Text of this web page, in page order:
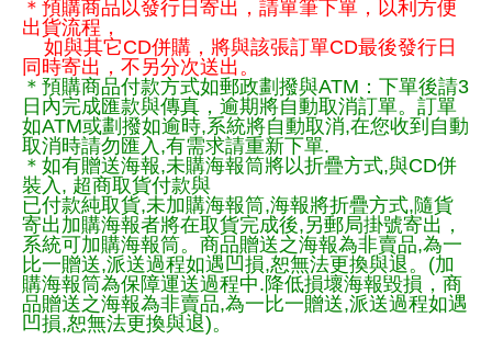
＊預購商品以發行日寄出，請單筆下單，以利方便
出貨流程，
如與其它CD併購，將與該張訂單CD最後發行日
同時寄出，不另分次送出。
＊預購商品付款方式如郵政劃撥與ATM：下單後請3
日內完成匯款與傳真，逾期將自動取消訂單。訂單
如ATM或劃撥如逾時,系統將自動取消,在您收到自動
取消時請勿匯入,有需求請重新下單.
＊如有贈送海報,未購海報筒將以折疊方式,與CD併
裝入, 超商取貨付款與
已付款純取貨,未加購海報筒,海報將折疊方式,隨貨
寄出加購海報者將在取貨完成後,另郵局掛號寄出，
系統可加購海報筒。商品贈送之海報為非賣品,為一
比一贈送,派送過程如遇凹損,恕無法更換與退。(加
購海報筒為保障運送過程中.降低損壞海報毀損，商
品贈送之海報為非賣品,為一比一贈送,派送過程如遇
凹損,恕無法更換與退)。